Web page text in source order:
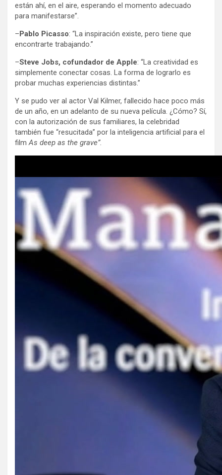
están ahí, en el aire, esperando el momento adecuado
para manifestarse”.
–Pablo Picasso: “La inspiración existe, pero tiene que
encontrarte trabajando.”
–Steve Jobs, cofundador de Apple: “La creatividad es
simplemente conectar cosas. La forma de lograrlo es
probar muchas experiencias distintas.”
Y se pudo ver al actor Val Kilmer, fallecido hace poco más
de un año, en un adelanto de su nueva película. ¿Cómo? Sí,
con la autorización de sus familiares, la celebridad
también fue “resucitada” por la inteligencia artificial para el
filmAs deep as the grave”.